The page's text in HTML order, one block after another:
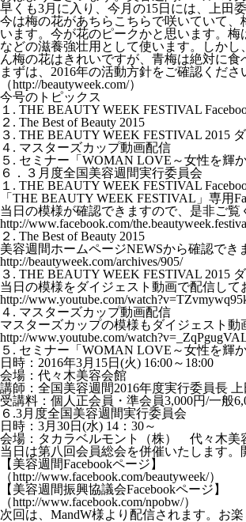
早くも3月に入り、今月の15日には、上田
今は梅の花があちらこちらで咲いていて
います。今が花のピークかと思います。
などの滋養強壮用として使います。しか
ん梅の花はきれいですが、青梅は絶対に食
まずは、2016年の活動方針をご確認くださ
（http://beautyweek.com/）
今号のトピックス
１. THE BEAUTY WEEK FESTIVAL
２. The Best of Beauty 2015
３. THE BEAUTY WEEK FESTIVAL 2015
４. マスターズカップ動画配信
５. セミナー「WOMAN LOVE～女性を輝か
６．３月度全国美容週間実行委員会
１. THE BEAUTY WEEK FESTIVAL
「THE BEAUTY WEEK FESTIVAL」専用
当日の模様が確認できますので、是非ご覧
http://www.facebook.com/
２. The Best of Beauty 2015
美容週間ホームページNEWSから確認でき
http://beautyweek.com/archives/905/
３. THE BEAUTY WEEK FESTIVAL 2015
当日の模様をダイジェスト動画で配信して
http://www.youtube.com/
４. マスターズカップ動画配信
マスターズカップの模様もダイジェスト動
http://www.youtube.com/
５. セミナー「WOMAN LOVE～女性を輝か
日時：2016年3月15日(火) 16:00～18:00
会場：代々木美容会館
講師：全国美容週間2016年度実行委員長
受講料：個人正会員・準会員3,000円/一般
６.3月度全国美容週間実行委員会
日時：3月30日(水) 14：30～
会場：タカラベルモント（株） 代々木
当日は第八回会員総会を併催いたします。
【美容週間Facebookページ】
（http://www.facebook.com/beautyweek/）
【美容週間振興協議会Facebookページ】
（http://www.facebook.com/npobw/）
次回は、MandW様より配信されます。お楽